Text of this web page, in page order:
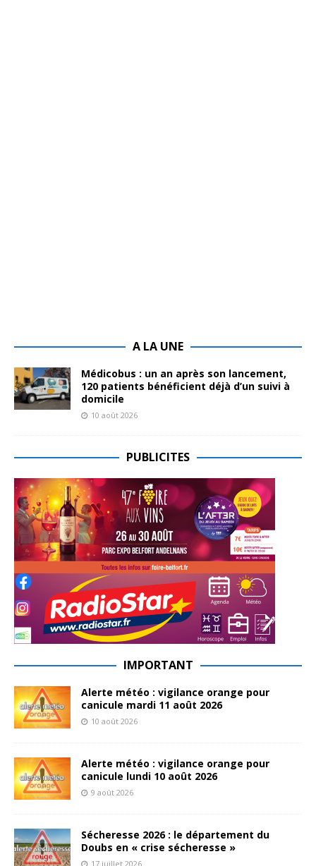
A LA UNE
Médicobus : un an après son lancement,
120 patients bénéficient déjà d’un suivi à
domicile
10 août 2026
PUBLICITES
IMPORTANT
Alerte météo : vigilance orange pour
canicule mardi 11 août 2026
10 août 2026
Alerte météo : vigilance orange pour
canicule lundi 10 août 2026
9 août 2026
Sécheresse 2026 : le département du
Doubs en « crise sécheresse »
17 juillet 2026